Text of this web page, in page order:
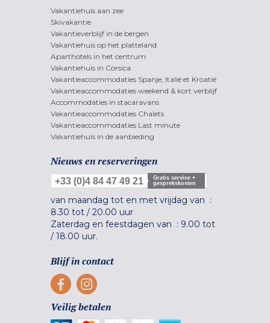
Vakantiehuis aan zee
Skivakantie
Vakantieverblijf in de bergen
Vakantiehuis op het platteland
Aparthotels in het centrum
Vakantiehuis in Corsica
Vakantieaccommodaties Spanje, Italië et Kroatië
Vakantieaccommodaties weekend & kort verblijf
Accommodaties in stacaravans
Vakantieaccommodaties Chalets
Vakantieaccommodaties Last minute
Vakantiehuis in de aanbieding
Nieuws en reserveringen
+33 (0)4 84 47 49 21
Gratis service +
gesprekskosten
van maandag tot en met vrijdag van :
8.30 tot / 20.00 uur
Zaterdag en feestdagen van : 9.00 tot
/ 18.00 uur.
Blijf in contact
Veilig betalen